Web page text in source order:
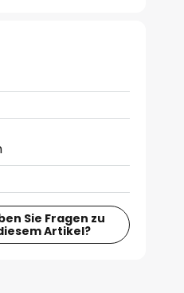
Sie Fragen zu
Artikel?